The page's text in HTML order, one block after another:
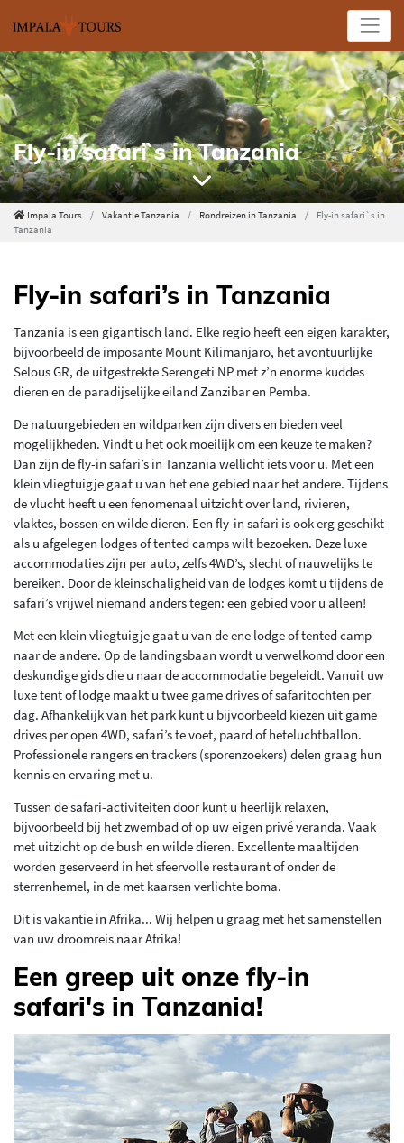
Fly-in safari`s in Tanzania
Impala Tours Vakantie Tanzania Rondreizen in Tanzania
Fly-in safari`s in
Tanzania
Fly-in safari’s in Tanzania
Tanzania is een gigantisch land. Elke regio heeft een eigen karakter,
bijvoorbeeld de imposante Mount Kilimanjaro, het avontuurlijke
Selous GR, de uitgestrekte Serengeti NP met z’n enorme kuddes
dieren en de paradijselijke eiland Zanzibar en Pemba.
De natuurgebieden en wildparken zijn divers en bieden veel
mogelijkheden. Vindt u het ook moeilijk om een keuze te maken?
Dan zijn de fly-in safari’s in Tanzania wellicht iets voor u. Met een
klein vliegtuigje gaat u van het ene gebied naar het andere. Tijdens
de vlucht heeft u een fenomenaal uitzicht over land, rivieren,
vlaktes, bossen en wilde dieren. Een fly-in safari is ook erg geschikt
als u afgelegen lodges of tented camps wilt bezoeken. Deze luxe
accommodaties zijn per auto, zelfs 4WD’s, slecht of nauwelijks te
bereiken. Door de kleinschaligheid van de lodges komt u tijdens de
safari’s vrijwel niemand anders tegen: een gebied voor u alleen!
Met een klein vliegtuigje gaat u van de ene lodge of tented camp
naar de andere. Op de landingsbaan wordt u verwelkomd door een
deskundige gids die u naar de accommodatie begeleidt. Vanuit uw
luxe tent of lodge maakt u twee game drives of safaritochten per
dag. Afhankelijk van het park kunt u bijvoorbeeld kiezen uit game
drives per open 4WD, safari’s te voet, paard of heteluchtballon.
Professionele rangers en trackers (sporenzoekers) delen graag hun
kennis en ervaring met u.
Tussen de safari-activiteiten door kunt u heerlijk relaxen,
bijvoorbeeld bij het zwembad of op uw eigen privé veranda. Vaak
met uitzicht op de bush en wilde dieren. Excellente maaltijden
worden geserveerd in het sfeervolle restaurant of onder de
sterrenhemel, in de met kaarsen verlichte boma.
Dit is vakantie in Afrika... Wij helpen u graag met het samenstellen
van uw droomreis naar Afrika!
Een greep uit onze fly-in
safari's in Tanzania!